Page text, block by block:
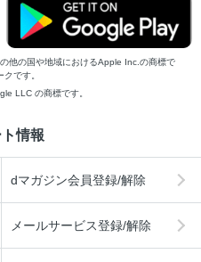
他の国や地域におけるApple Inc.の商標で
です。
LLC の商標です。
情報
dマガジン会員登録/解除
メールサービス登録/解除